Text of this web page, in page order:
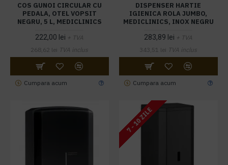
COS GUNOI CIRCULAR CU
PEDALA, OTEL VOPSIT
NEGRU, 5 L, MEDICLINICS
222,00 lei + TVA
268,62 lei TVA inclus
Cumpara acum
DISPENSER HARTIE
IGIENICA ROLA JUMBO,
MEDICLINICS, INOX NEGRU
283,89 lei + TVA
343,51 lei TVA inclus
Cumpara acum
7 - 10 ZILE